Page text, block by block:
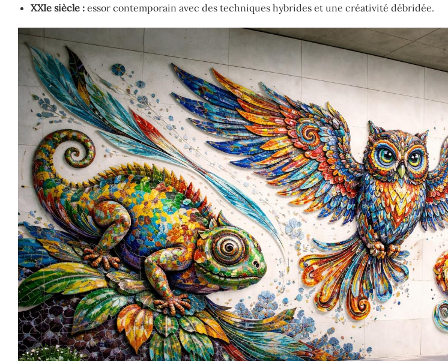
XXIe siècle :essor contemporain avec des techniques hybrides et une créativité débridée.